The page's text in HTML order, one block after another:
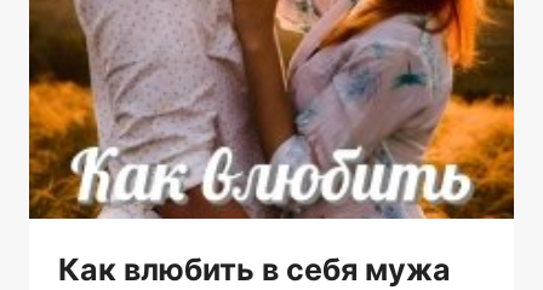
Как влюбить в себя мужа